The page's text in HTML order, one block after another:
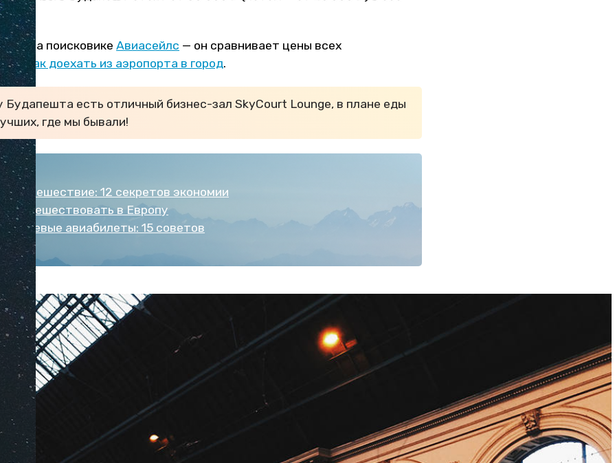
на поисковикеАвиасейлс — он сравнивает цены всех
как доехать из аэропорта в город.
Будапешта есть отличный бизнес-зал SkyCourt Lounge, в плане еды
где мы бывали!
путешествие: 12 секретов экономии
путешествовать в Европу
дешевые авиабилеты: 15 советов